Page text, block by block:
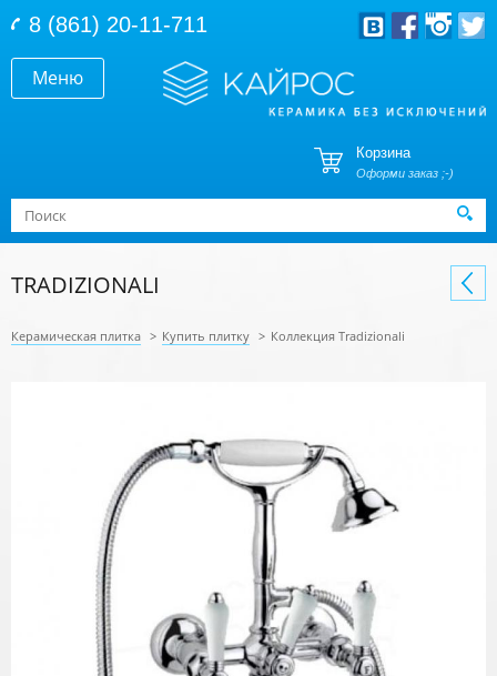
Меню
8 (861) 20-11-711
Корзина
Оформи заказ ;-)
Форма поиска
Поиск
TRADIZIONALI
Керамическая плитка > Купить плитку > Коллекция Tradizionali